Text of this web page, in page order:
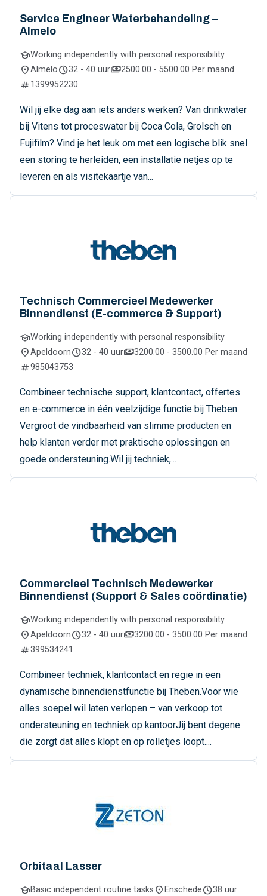
Service Engineer Waterbehandeling –
Almelo
schoolWorking independently with personal responsibility
location_onAlmeloschedule32 - 40 uurpayments2500.00 - 5500.00 Per maand
numbers1399952230
Wil jij elke dag aan iets anders werken? Van drinkwater
bij Vitens tot proceswater bij Coca Cola, Grolsch en
Fujifilm? Vind je het leuk om met een logische blik snel
een storing te herleiden, een installatie netjes op te
leveren en als visitekaartje van...
Technisch Commercieel Medewerker
Binnendienst (E-commerce & Support)
schoolWorking independently with personal responsibility
location_onApeldoornschedule32 - 40 uurpayments3200.00 - 3500.00 Per maand
numbers985043753
Combineer technische support, klantcontact, offertes
en e-commerce in één veelzijdige functie bij Theben.
Vergroot de vindbaarheid van slimme producten en
help klanten verder met praktische oplossingen en
goede ondersteuning.Wil jij techniek,...
Commercieel Technisch Medewerker
Binnendienst (Support & Sales coördinatie)
schoolWorking independently with personal responsibility
location_onApeldoornschedule32 - 40 uurpayments3200.00 - 3500.00 Per maand
numbers399534241
Combineer techniek, klantcontact en regie in een
dynamische binnendienstfunctie bij Theben.Voor wie
alles soepel wil laten verlopen – van verkoop tot
ondersteuning en techniek op kantoorJij bent degene
die zorgt dat alles klopt en op rolletjes loopt....
Orbitaal Lasser
schoolBasic independent routine tasks location_on Enschedeschedule38 uur